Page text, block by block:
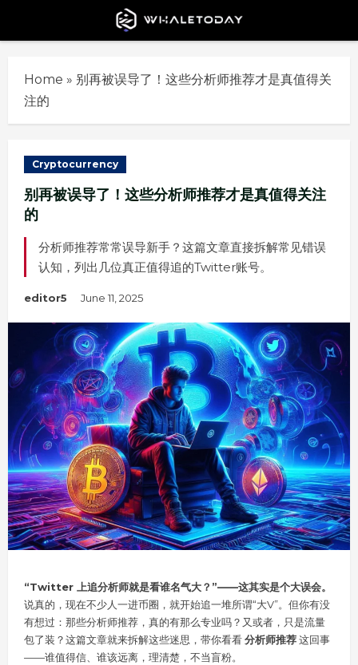
Home » 别再被误导了！这些分析师推荐才是真值得关
注的
Cryptocurrency
别再被误导了！这些分析师推荐才是真值得关注
的
分析师推荐常常误导新手？这篇文章直接拆解常见错误
认知，列出几位真正值得追的Twitter账号。
editor5 June 11, 2025
“Twitter 上追分析师就是看谁名气大？”——这其实是个大误会。
说真的，现在不少人一进币圈，就开始追一堆所谓“大V”。但你有没
有想过：那些分析师推荐，真的有那么专业吗？又或者，只是流量
包了装？这篇文章就来拆解这些迷思，带你看看分析师推荐这回事
——谁值得信、谁该远离，理清楚，不当盲粉。